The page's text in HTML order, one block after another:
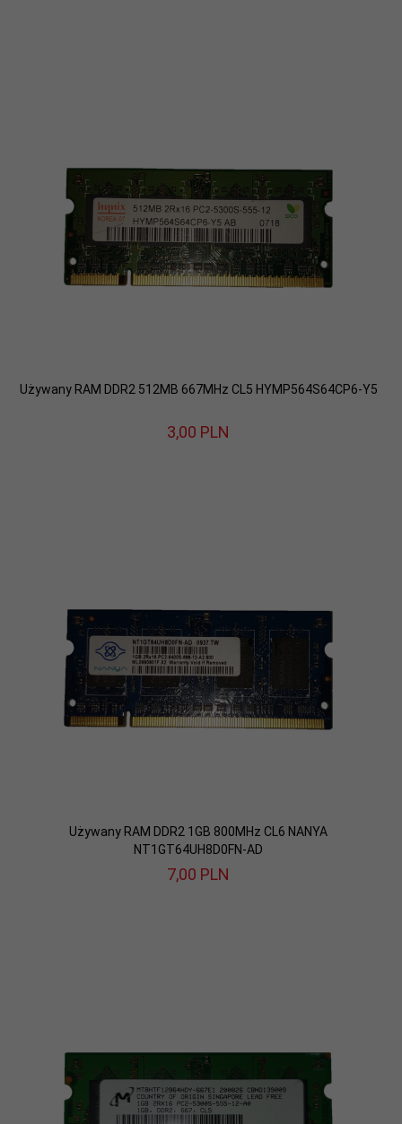
Używany RAM DDR2 512MB 667MHz CL5 HYMP564S64CP6-Y5
3,00 PLN
Używany RAM DDR2 1GB 800MHz CL6 NANYA
NT1GT64UH8D0FN-AD
7,00 PLN